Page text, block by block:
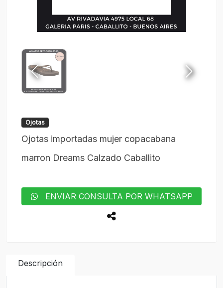
Ojotas
Ojotas importadas mujer copacabana
marron Dreams Calzado Caballito
ENVIAR CONSULTA POR WHATSAPP
Descripción